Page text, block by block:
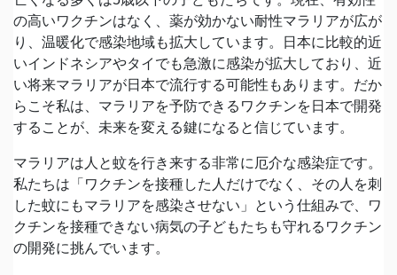
の高いワクチンはなく、薬が効かない耐性マラリアが広が
り、温暖化で感染地域も拡大しています。日本に比較的近
いインドネシアやタイでも急激に感染が拡大しており、近
い将来マラリアが日本で流行する可能性もあります。だか
らこそ私は、マラリアを予防できるワクチンを日本で開発
することが、未来を変える鍵になると信じています。
マラリアは人と蚊を行き来する非常に厄介な感染症です。
私たちは「ワクチンを接種した人だけでなく、その人を刺
した蚊にもマラリアを感染させない」という仕組みで、ワ
クチンを接種できない病気の子どもたちも守れるワクチン
の開発に挑んでいます。